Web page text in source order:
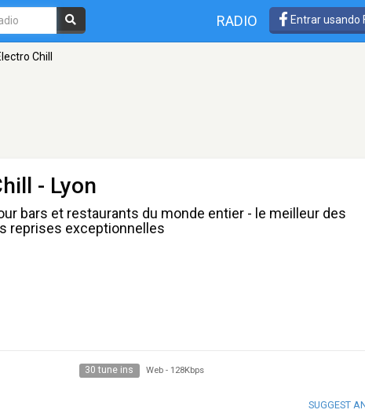
RADIO Entrar usando
Chill
- Lyon
bars et restaurants du monde entier - le meilleur des
reprises exceptionnelles
30 tune ins Web - 128Kbps
SUGGEST